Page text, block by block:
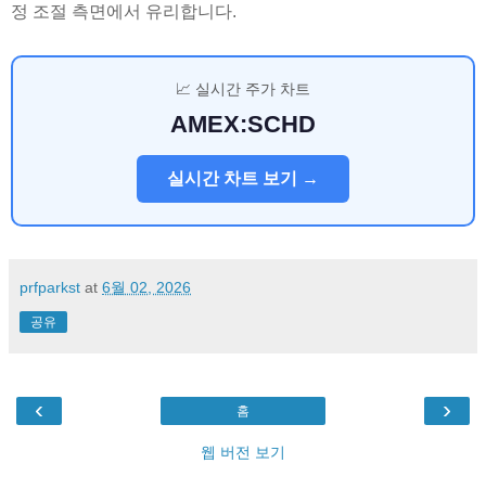
정 조절 측면에서 유리합니다.
📈 실시간 주가 차트
AMEX:SCHD
실시간 차트 보기 →
prfparkst at 6월 02, 2026
공유
‹ ›
홈
웹 버전 보기